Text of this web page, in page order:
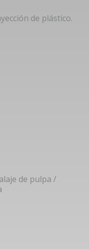
de plástico.
de pulpa /